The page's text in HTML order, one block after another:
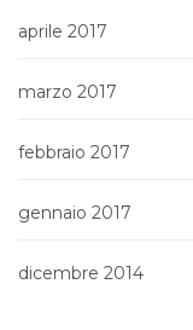
aprile 2017
marzo 2017
febbraio 2017
gennaio 2017
dicembre 2014